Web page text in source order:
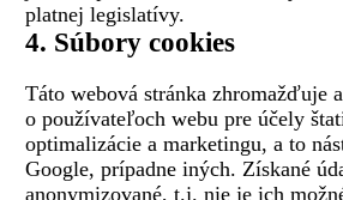
platnej legislatívy.
4. Súbory cookies
Táto webová stránka zhromažďuje
o používateľoch webu pre účely
optimalizácie a marketingu, a to
Google, prípadne iných. Získané
anonymizované, t.j. nie je ich